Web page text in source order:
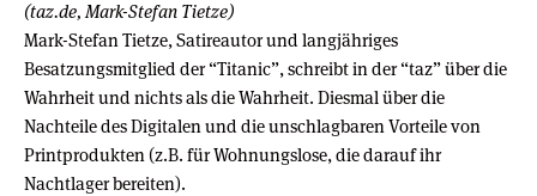
(taz.de, Mark-Stefan Tietze)
Mark-Stefan Tietze, Satireautor und langjähriges
Besatzungsmitglied der “Titanic”, schreibt in der “taz” über die
Wahrheit und nichts als die Wahrheit. Diesmal über die
Nachteile des Digitalen und die unschlagbaren Vorteile von
Printprodukten (z.B. für Wohnungslose, die darauf ihr
Nachtlager bereiten).